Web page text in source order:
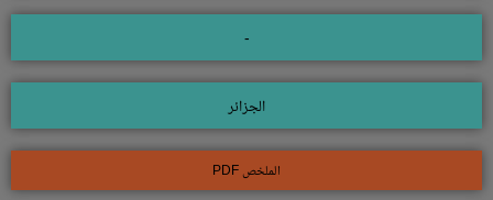
-
الجزائر
الملخص PDF